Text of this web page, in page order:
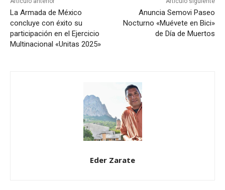
La Armada de México
concluye con éxito su
participación en el Ejercicio
Multinacional «Unitas 2025»
Anuncia Semovi Paseo
Nocturno «Muévete en Bici»
de Día de Muertos
Eder Zarate